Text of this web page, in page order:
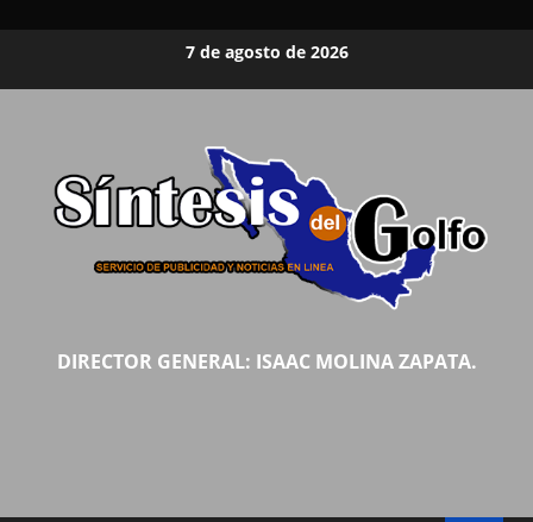
7 de agosto de 2026
DIRECTOR GENERAL: ISAAC MOLINA ZAPATA.